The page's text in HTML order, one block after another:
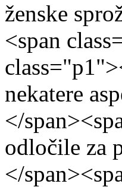
ženske
<span
nekatere
</
odločile za
</